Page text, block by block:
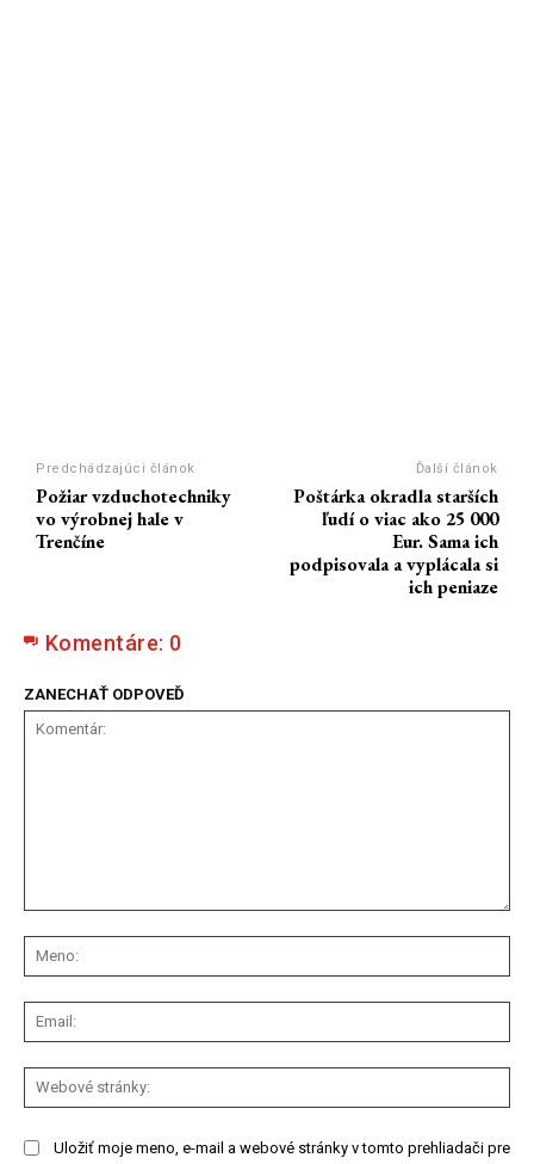
Predchádzajúci článok
Požiar vzduchotechniky
vo výrobnej hale v
Trenčíne
Ďalší článok
Poštárka okradla starších
ľudí o viac ako 25 000
Eur. Sama ich
podpisovala a vyplácala si
ich peniaze
Komentáre: 0
ZANECHAŤ ODPOVEĎ
Uložiť moje meno, e-mail a webové stránky v tomto prehliadači pre